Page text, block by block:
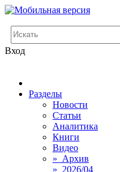
Вход
Разделы
Новости
Статьи
Аналитика
Книги
Видео
» Архив
» 2026/04